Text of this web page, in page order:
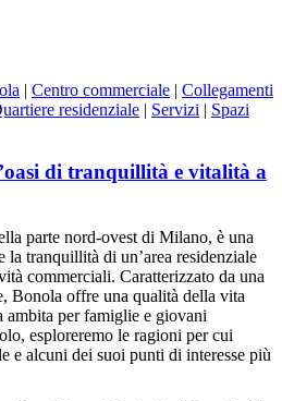
| Centro commerciale | Collegamenti
residenziale | Servizi | Spazi
di tranquillità e vitalità a
parte nord-ovest di Milano, è una
la tranquillità di un’area residenziale
commerciali. Caratterizzato da una
Bonola offre una qualità della vita
ambita per famiglie e giovani
esploreremo le ragioni per cui
e alcuni dei suoi punti di interesse più